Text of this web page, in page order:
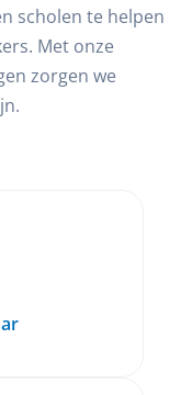
scholen te helpen
Met onze
zorgen we